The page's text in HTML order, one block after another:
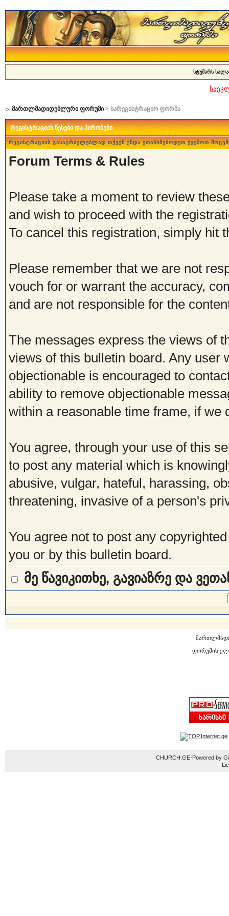
სტუმარს
მართლმადიდებლური ფორუმი> სარეგისტრაციო ფორმა
რეგისტრაციის წესები და პირობები
რეგისტრაციის გასაგრძელებლად თქვენ უნდა ეთანხმებოდეთ ქვემოთ
Forum Terms & Rules
Please take a moment to review
and wish to proceed with the
To cancel this registration, simply hit
Please remember that we are not
vouch for or warrant the accuracy,
and are not responsible for the
The messages express the views of
views of this bulletin board. Any user
objectionable is encouraged to
ability to remove objectionable
within a reasonable time frame, if we
You agree, through your use of this
to post any material which is
abusive, vulgar, hateful, harassing,
threatening, invasive of a person's
You agree not to post any
you or by this bulletin board.
მე წავიკითხე, გავიაზრე და
ფორუმის
CHURCH.GE-Powered by